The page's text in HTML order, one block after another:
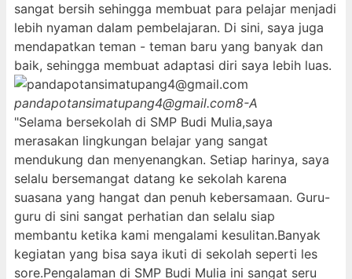
sangat bersih sehingga membuat para pelajar menjadi
lebih nyaman dalam pembelajaran. Di sini, saya juga
mendapatkan teman - teman baru yang banyak dan
baik, sehingga membuat adaptasi diri saya lebih luas.
pandapotansimatupang4@gmail.com8-A
"Selama bersekolah di SMP Budi Mulia,saya
merasakan lingkungan belajar yang sangat
mendukung dan menyenangkan. Setiap harinya, saya
selalu bersemangat datang ke sekolah karena
suasana yang hangat dan penuh kebersamaan. Guru-
guru di sini sangat perhatian dan selalu siap
membantu ketika kami mengalami kesulitan.Banyak
kegiatan yang bisa saya ikuti di sekolah seperti les
sore.Pengalaman di SMP Budi Mulia ini sangat seru